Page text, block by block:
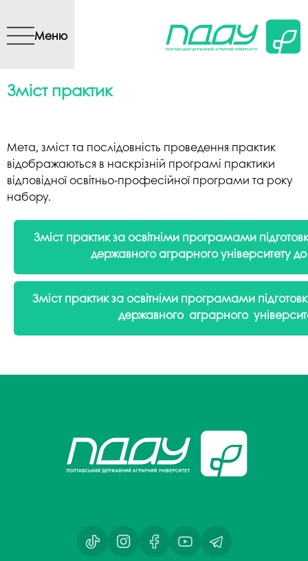
вмісту
Меню
Зміст практик
Мета, зміст та послідовність проведення практик
відображаються в наскрізній програмі практики
відповідної освітньо-професійної програми та року
набору.
Зміст практик за освітніми програмами
державного аграрного університету
Зміст практик за освітніми програмами
державного аграрного